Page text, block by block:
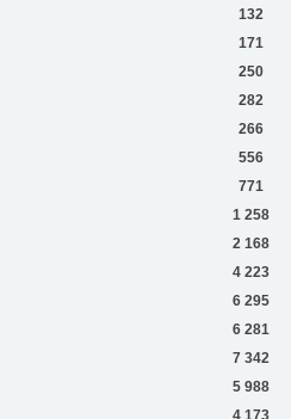
132
171
250
282
266
556
771
1 258
2 168
4 223
6 295
6 281
7 342
5 988